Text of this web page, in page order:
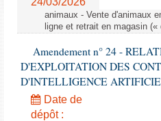
animaux - Vente d'animaux
ligne et retrait en magasin
Amendement n° 24 -
D'EXPLOITATION DES
D'INTELLIGENCE
Date de
dépôt :